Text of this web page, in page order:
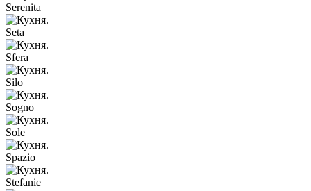
Serenita
Seta
Sfera
Silo
Sogno
Sole
Spazio
Stefanie